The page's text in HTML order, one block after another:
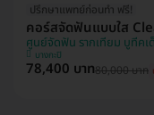
ปรึกษาแพทย์ก่อนทำ ฟรี!
คอร์สจัดฟันแบบใส
ศูนย์จัดฟัน รากเทียม บูทีคเ
บางกะปิ
78,400 บาท80,000 บาท